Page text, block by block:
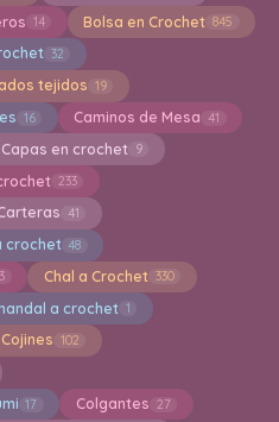
14 Bolsa en Crochet 845
32
tejidos 19
16 Caminos de Mesa 41
Capas en crochet 9
233
41
crochet 48
Chal a Crochet 330
a crochet 1
Cojines 102
17 Colgantes 27